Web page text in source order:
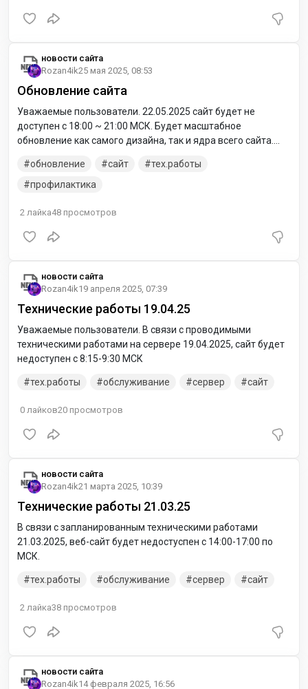
новости сайта
Rozan4ik25 мая 2025, 08:53
Обновление сайта
Уважаемые пользователи. 22.05.2025 сайт будет не
доступен с 18:00 ~ 21:00 МСК. Будет масштабное
обновление как самого дизайна, так и ядра всего сайта.
ошибок. Спасибо за понимание. Во время тех. работ можно
следить за новостями, подписавшись на наш ТГ канал
обновление сайт
тех.работы
профилактика
2 лайка48 просмотров
новости сайта
Rozan4ik19 апреля 2025, 07:39
Технические работы 19.04.25
Уважаемые пользователи. В связи с проводимыми
техническими работами на сервере 19.04.2025, сайт будет
недоступен с 8:15-9:30 МСК
тех.работы обслуживание сервер сайт
0 лайков20 просмотров
новости сайта
Rozan4ik21 марта 2025, 10:39
Технические работы 21.03.25
В связи с запланированным техническими работами
21.03.2025, веб-сайт будет недостуспен с 14:00-17:00 по
МСК.
тех.работы обслуживание сервер сайт
2 лайка38 просмотров
новости сайта
Rozan4ik14 февраля 2025, 16:56